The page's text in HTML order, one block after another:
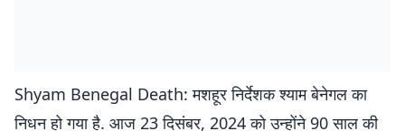
Shyam Benegal Death: मशहूर निर्देशक श्याम बेनेगल का
निधन हो गया है. आज 23 दिसंबर, 2024 को उन्होंने 90 साल की